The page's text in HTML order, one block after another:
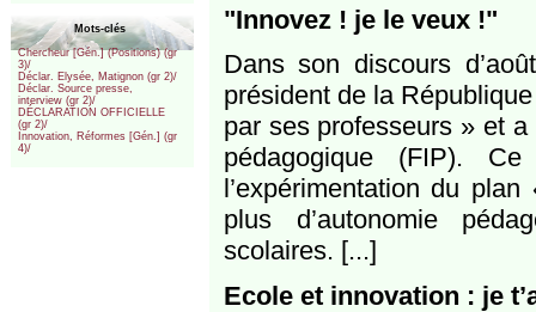
Mots-clés
Chercheur [Gén.] (Positions) (gr
3)/
Déclar. Elysée, Matignon (gr 2)/
Déclar. Source presse,
interview (gr 2)/
DÉCLARATION OFFICIELLE
(gr 2)/
Innovation, Réformes [Gén.] (gr
4)/
"Innovez ! je le veux !"
Dans son discours
président de la
par ses professeurs » et a
pédagogique (FIP).
l’expérimentation du
plus d’autonomie
scolaires. [...]
Ecole et innovation : je